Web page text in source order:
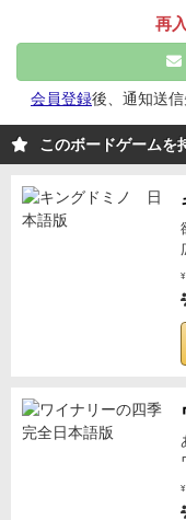
(´・ω・`)
で、そう思
金田一少年
(#
(´・ω・`)
もうとする
再
会員登録後、通知送
このボードゲームを
¥
¥